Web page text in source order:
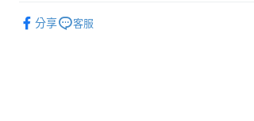
冷凍宅配-紙箱裝
分享 客服